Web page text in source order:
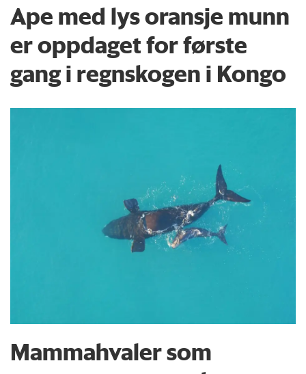
Ape med lys oransje munn
er oppdaget for første
gang i regnskogen i Kongo
Mammahvaler som